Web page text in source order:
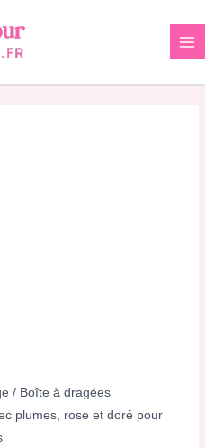
/ Boîte à dragées
plumes, rose et doré pour